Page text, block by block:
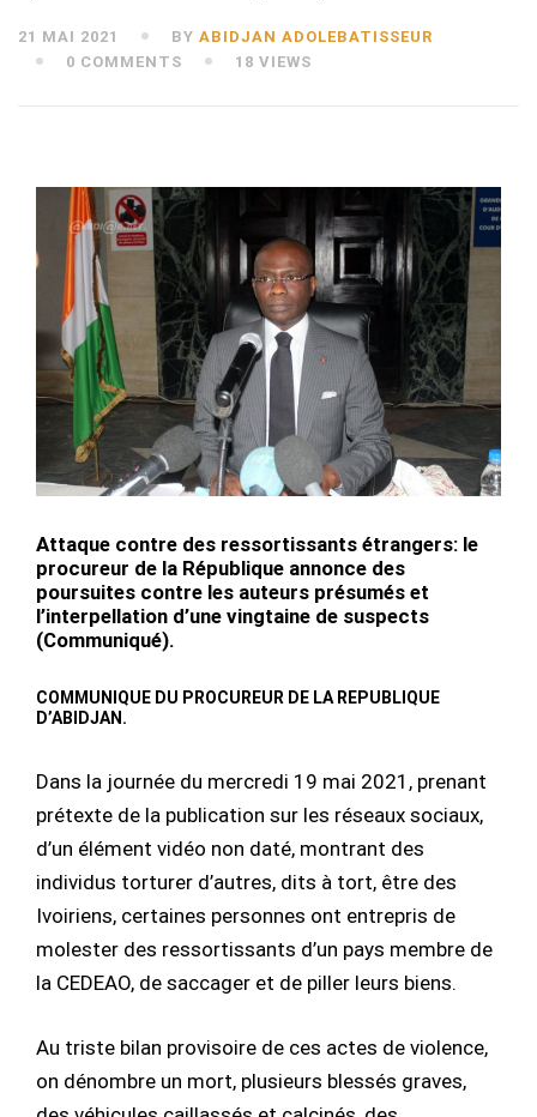
21 MAI 2021 BY ABIDJAN ADOLEBATISSEUR
0 COMMENTS
18 VIEWS
Attaque contre des ressortissants étrangers: le
procureur de la République annonce des
poursuites contre les auteurs présumés et
l’interpellation d’une vingtaine de suspects
(Communiqué).
COMMUNIQUE DU PROCUREUR DE LA REPUBLIQUE
D’ABIDJAN.
Dans la journée du mercredi 19 mai 2021, prenant
prétexte de la publication sur les réseaux sociaux,
d’un élément vidéo non daté, montrant des
individus torturer d’autres, dits à tort, être des
Ivoiriens, certaines personnes ont entrepris de
molester des ressortissants d’un pays membre de
la CEDEAO, de saccager et de piller leurs biens.
Au triste bilan provisoire de ces actes de violence,
on dénombre un mort, plusieurs blessés graves,